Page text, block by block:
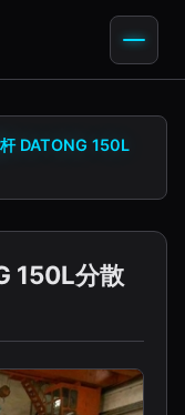
DATONG 150L
150L分散